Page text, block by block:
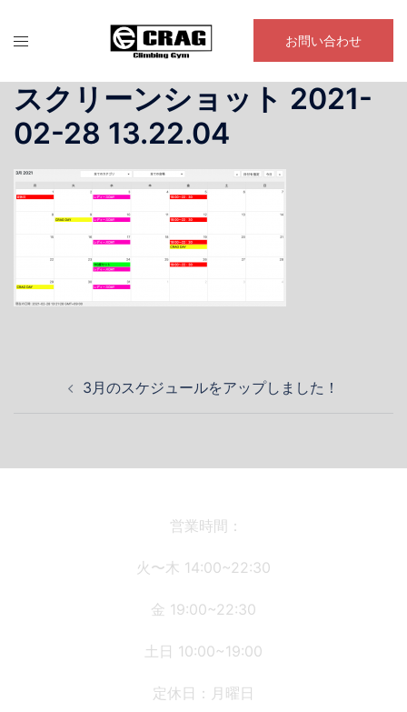
ン
お問い合わせ
スクリーンショット 2021-
02-28 13.22.04
ゲ
3月のスケジュールをアップしました！
営業時間：
火〜木 14:00~22:30
金 19:00~22:30
土日 10:00~19:00
定休日：月曜日